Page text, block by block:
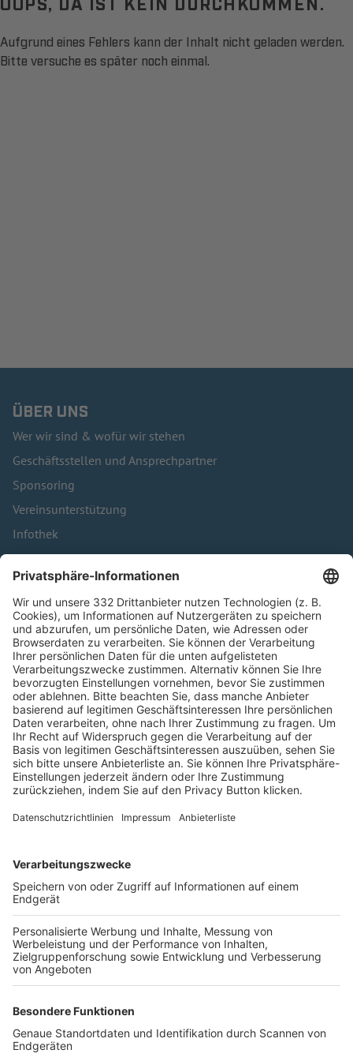
Aufgrund eines Fehlers kann der Inhalt nicht geladen werden.
Bitte versuche es später noch einmal.
ÜBER UNS
Wer wir sind & wofür wir stehen
Geschäftsstellen und Ansprechpartner
Sponsoring
Vereinsunterstützung
Infothek
Kontakt
HÄUFIG BESUCHTE SEITEN
Pässe und Vereinswechsel
Trainerausbildung
Schulungsangebot Vereinsmitarbeiter
BFV-Geschäftsstellen
Trainerbörse
Login SpielPlus
FOLGE DEM BFV
TOP-VEREINE
TOP-PARTNER